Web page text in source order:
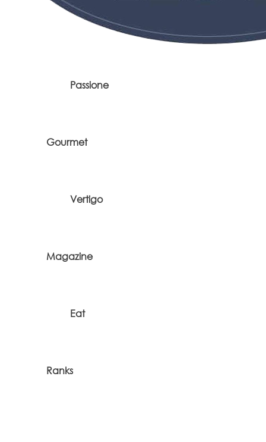
Passione
Gourmet
Vertigo
Magazine
Eat
Ranks